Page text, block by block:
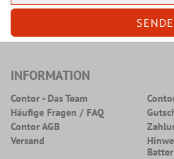
INFORMATION
Contor - Das Team
Häufige Fragen / FAQ
Contor AGB
Versand